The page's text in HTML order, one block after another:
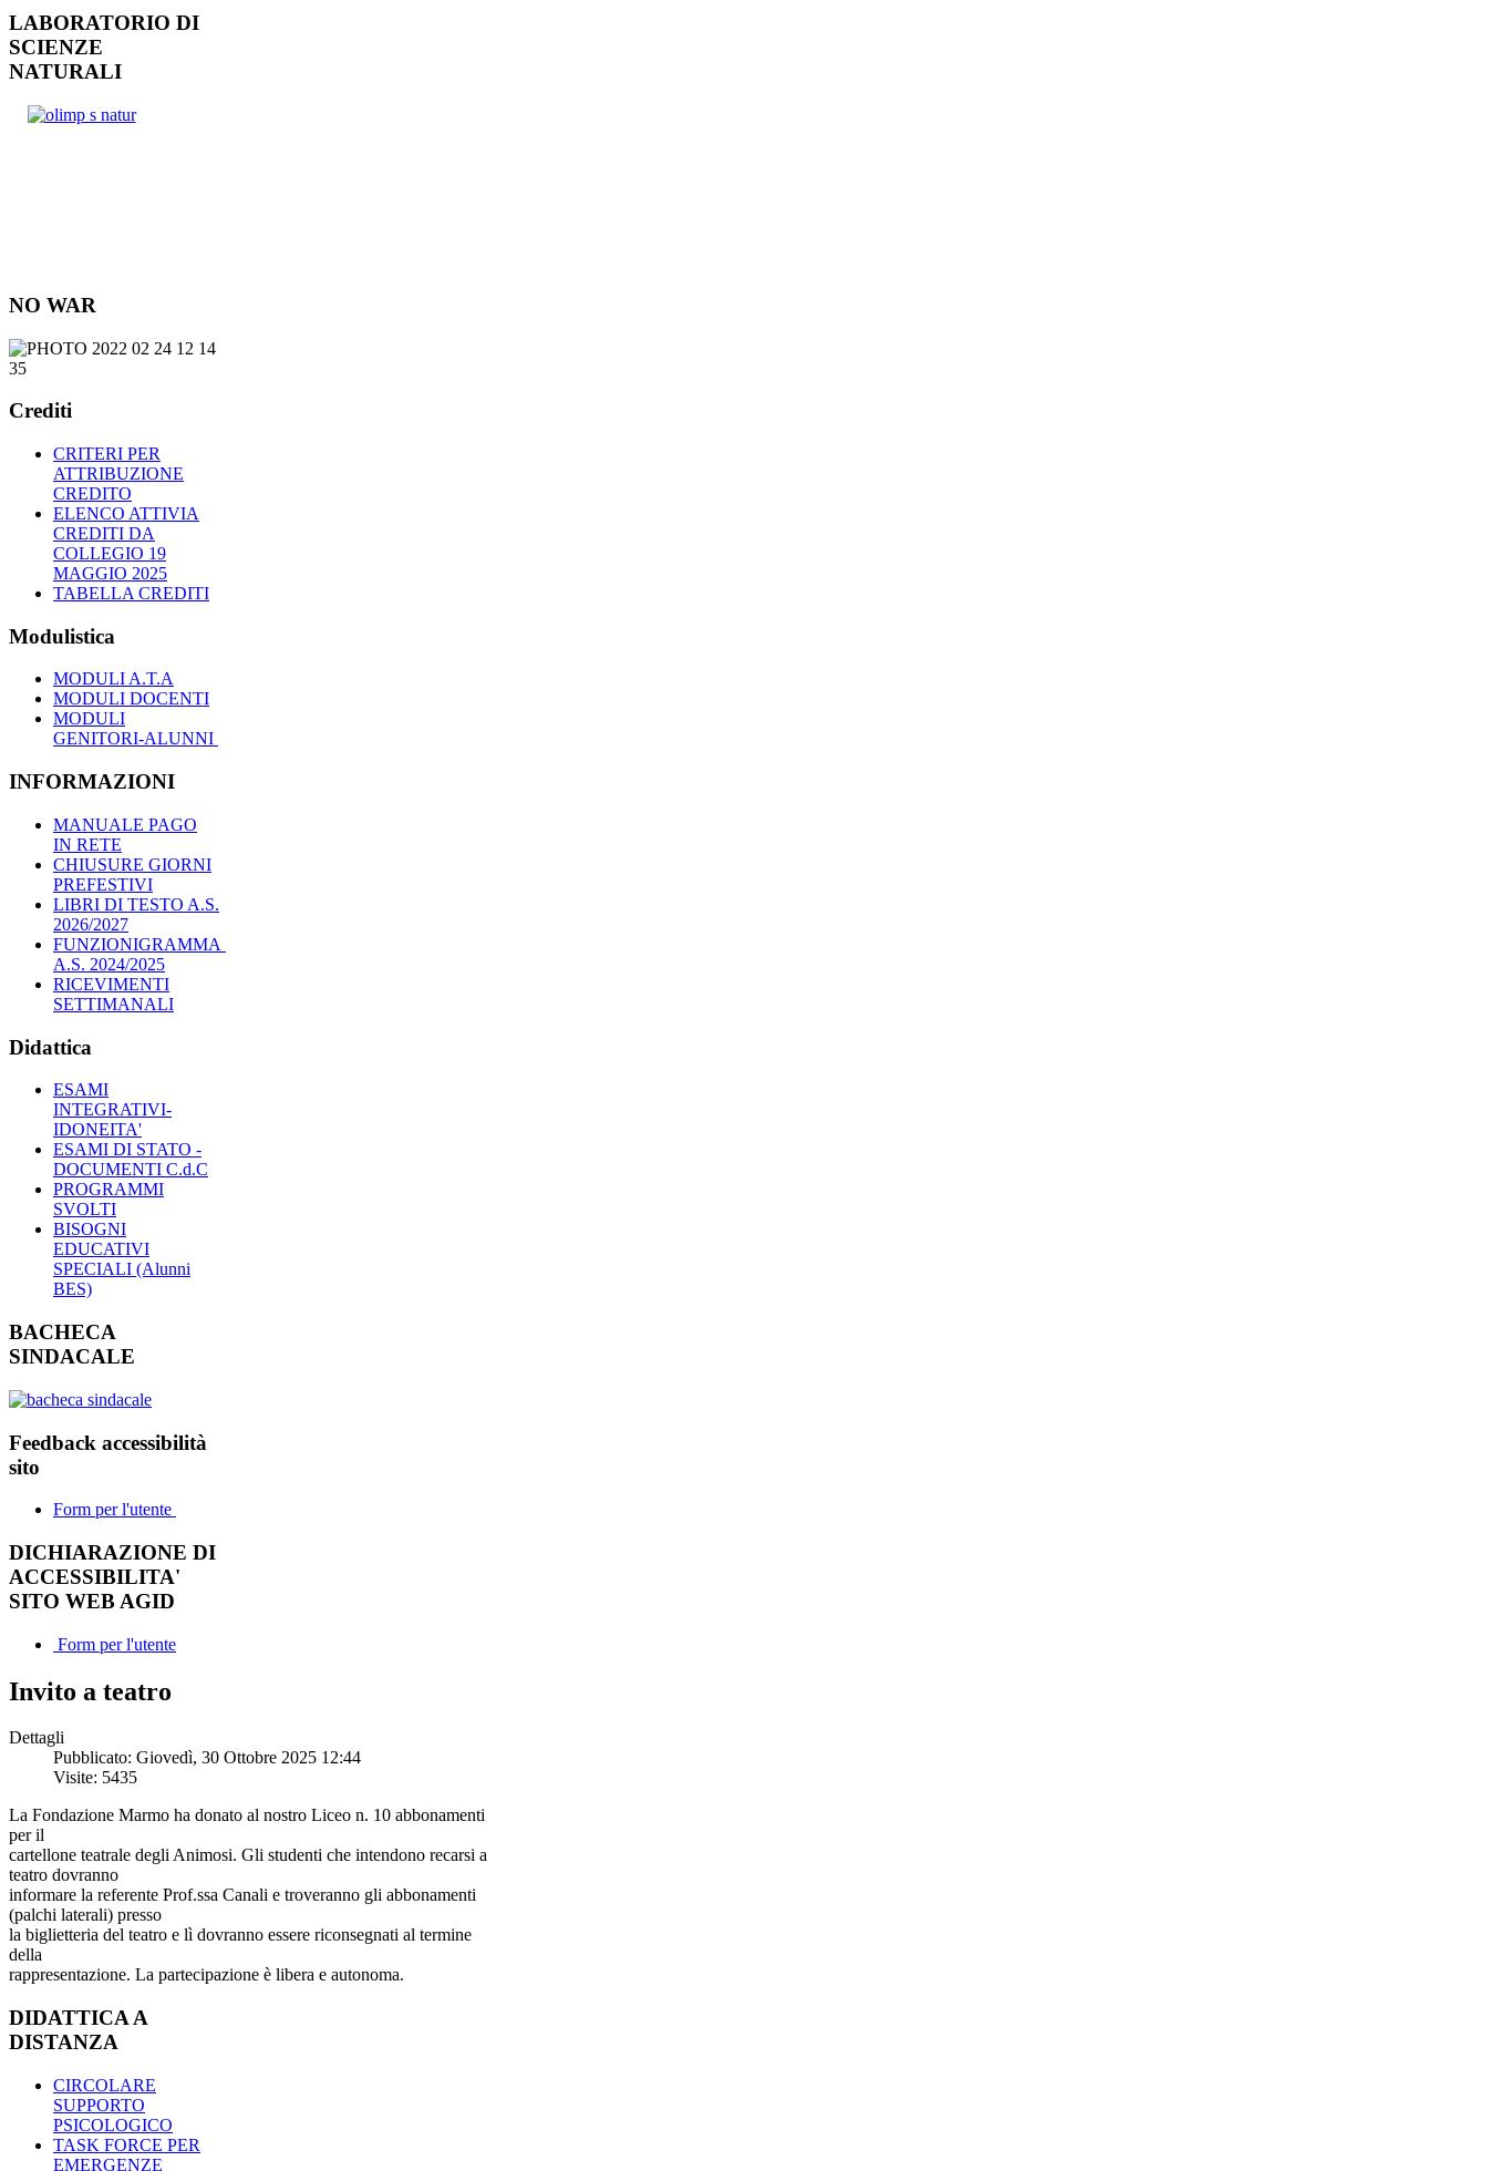
LABORATORIO DI
SCIENZE
NATURALI
NO WAR
Crediti
CRITERI PER
ATTRIBUZIONE
CREDITO
ELENCO ATTIVIA
CREDITI DA
COLLEGIO 19
MAGGIO 2025
TABELLA CREDITI
Modulistica
MODULI A.T.A
MODULI DOCENTI
MODULI
GENITORI-ALUNNI
INFORMAZIONI
MANUALE PAGO
IN RETE
CHIUSURE GIORNI
PREFESTIVI
LIBRI DI TESTO A.S.
2026/2027
FUNZIONIGRAMMA
A.S. 2024/2025
RICEVIMENTI
SETTIMANALI
Didattica
ESAMI
INTEGRATIVI-
IDONEITA'
ESAMI DI STATO -
DOCUMENTI C.d.C
PROGRAMMI
SVOLTI
BISOGNI
EDUCATIVI
SPECIALI (Alunni
BES)
BACHECA
SINDACALE
Feedback accessibilità
sito
Form per l'utente
DICHIARAZIONE DI
ACCESSIBILITA'
SITO WEB AGID
Form per l'utente
Invito a teatro
Dettagli
Pubblicato: Giovedì, 30 Ottobre 2025 12:44
Visite: 5435
La Fondazione Marmo ha donato al nostro Liceo n. 10 abbonamenti
per il
cartellone teatrale degli Animosi. Gli studenti che intendono recarsi a
teatro dovranno
informare la referente Prof.ssa Canali e troveranno gli abbonamenti
(palchi laterali) presso
la biglietteria del teatro e lì dovranno essere riconsegnati al termine
della
rappresentazione. La partecipazione è libera e autonoma.
DIDATTICA A
DISTANZA
CIRCOLARE
SUPPORTO
PSICOLOGICO
TASK FORCE PER
EMERGENZE